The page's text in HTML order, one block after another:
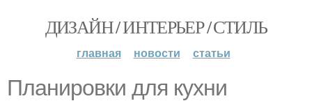
ДИЗАЙН / ИНТЕРЬЕР / СТИЛЬ
главная новости статьи
Планировки для кухни